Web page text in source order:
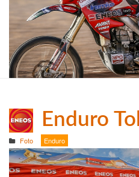
Enduro
Foto Enduro